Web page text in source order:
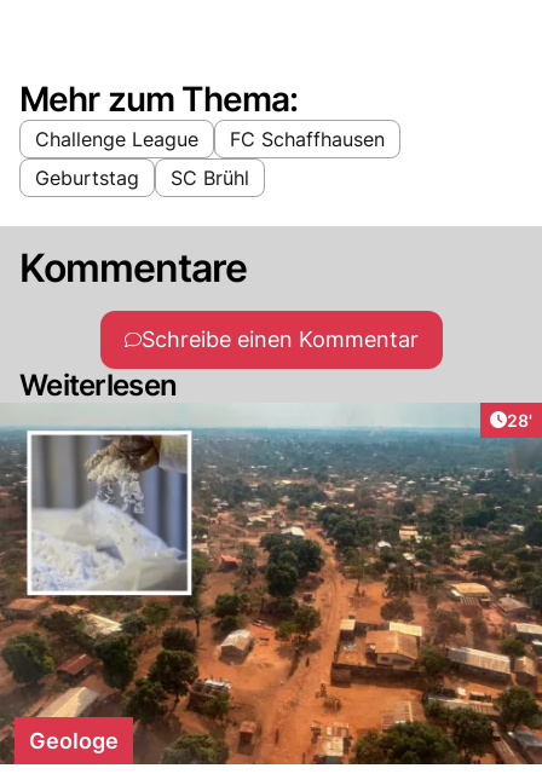
Mehr zum Thema:
Challenge League
FC Schaffhausen
Geburtstag
SC Brühl
Kommentare
Schreibe einen Kommentar
Weiterlesen
28'
Geologe